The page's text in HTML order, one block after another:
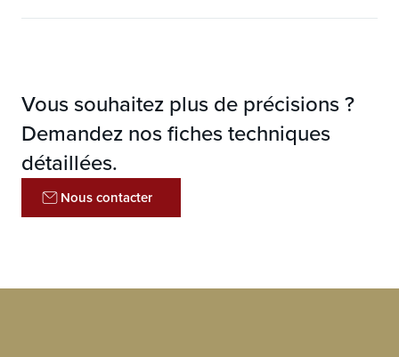
Très faible
Chanfrein
Vous souhaitez plus de précisions ?
Demandez nos fiches techniques
détaillées.
Nous contacter